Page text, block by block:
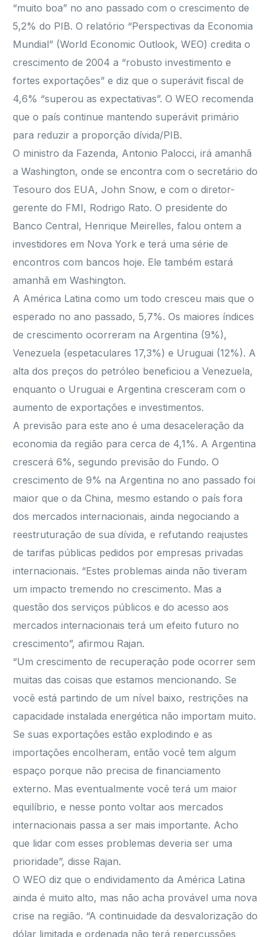
“muito boa” no ano passado com o crescimento de
5,2% do PIB. O relatório “Perspectivas da Economia
Mundial” (World Economic Outlook, WEO) credita o
crescimento de 2004 a “robusto investimento e
fortes exportações” e diz que o superávit fiscal de
4,6% “superou as expectativas”. O WEO recomenda
que o país continue mantendo superávit primário
para reduzir a proporção dívida/PIB.
O ministro da Fazenda, Antonio Palocci, irá amanhã
a Washington, onde se encontra com o secretário do
Tesouro dos EUA, John Snow, e com o diretor-
gerente do FMI, Rodrigo Rato. O presidente do
Banco Central, Henrique Meirelles, falou ontem a
investidores em Nova York e terá uma série de
encontros com bancos hoje. Ele também estará
amanhã em Washington.
A América Latina como um todo cresceu mais que o
esperado no ano passado, 5,7%. Os maiores índices
de crescimento ocorreram na Argentina (9%),
Venezuela (espetaculares 17,3%) e Uruguai (12%). A
alta dos preços do petróleo beneficiou a Venezuela,
enquanto o Uruguai e Argentina cresceram com o
aumento de exportações e investimentos.
A previsão para este ano é uma desaceleração da
economia da região para cerca de 4,1%. A Argentina
crescerá 6%, segundo previsão do Fundo. O
crescimento de 9% na Argentina no ano passado foi
maior que o da China, mesmo estando o país fora
dos mercados internacionais, ainda negociando a
reestruturação de sua dívida, e refutando reajustes
de tarifas públicas pedidos por empresas privadas
internacionais. “Estes problemas ainda não tiveram
um impacto tremendo no crescimento. Mas a
questão dos serviços públicos e do acesso aos
mercados internacionais terá um efeito futuro no
crescimento”, afirmou Rajan.
“Um crescimento de recuperação pode ocorrer sem
muitas das coisas que estamos mencionando. Se
você está partindo de um nível baixo, restrições na
capacidade instalada energética não importam muito.
Se suas exportações estão explodindo e as
importações encolheram, então você tem algum
espaço porque não precisa de financiamento
externo. Mas eventualmente você terá um maior
equilíbrio, e nesse ponto voltar aos mercados
internacionais passa a ser mais importante. Acho
que lidar com esses problemas deveria ser uma
prioridade”, disse Rajan.
O WEO diz que o endividamento da América Latina
ainda é muito alto, mas não acha provável uma nova
crise na região. “A continuidade da desvalorização do
dólar limitada e ordenada não terá repercussões